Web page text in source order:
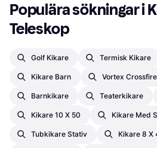
Populära sökningar i
Teleskop
Golf Kikare Termisk Kikare
Kikare Barn Vortex Crossfire
Barnkikare Teaterkikare
Kikare 10 X 50 Kikare Med
Tubkikare Stativ Kikare 8 X